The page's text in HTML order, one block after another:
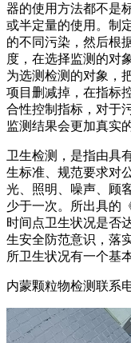
器的使用方法都不是
或半定量的使用。制
的不同污染，然后根
度，在选择监测的对
为选测检测的对象，
项目删减掉，在指标
合性控制指标，对于
监测结果会更加真实
卫生检测，是指由具
生标准、规范要求对
光、照明、噪声、顾
少于一次。所出具的
时间点卫生状况是否
生安全防范意识，落
所卫生状况有一个基
内蒙颗粒物检测联系